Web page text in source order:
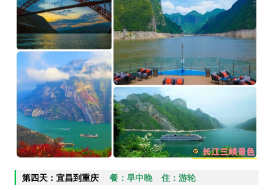
第四天：宜昌到重庆 餐：早中晚 住：游轮